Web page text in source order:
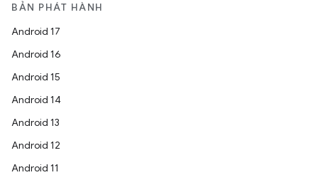
BẢN PHÁT HÀNH
Android 17
Android 16
Android 15
Android 14
Android 13
Android 12
Android 11